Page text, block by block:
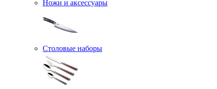
Ножи и аксессуары
Столовые наборы